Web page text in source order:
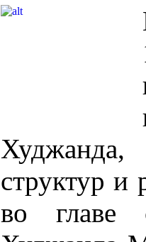
структур и
во главе